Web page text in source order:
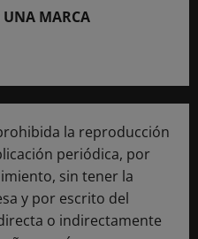
UNA MARCA
la reproducción
periódica, por
sin tener la
y por escrito del
o indirectamente